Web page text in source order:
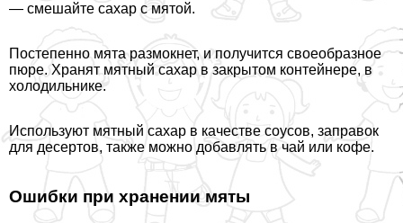
— смешайте сахар с мятой.
Постепенно мята размокнет, и получится своеобразное
пюре. Хранят мятный сахар в закрытом контейнере, в
холодильнике.
Используют мятный сахар в качестве соусов, заправок
для десертов, также можно добавлять в чай или кофе.
Ошибки при хранении мяты